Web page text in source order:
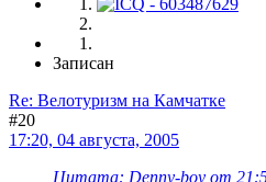
Записан
Re: Велотуризм на Камчатке
#20
17:20, 04 августа, 2005
Цитата: Denny-boy от